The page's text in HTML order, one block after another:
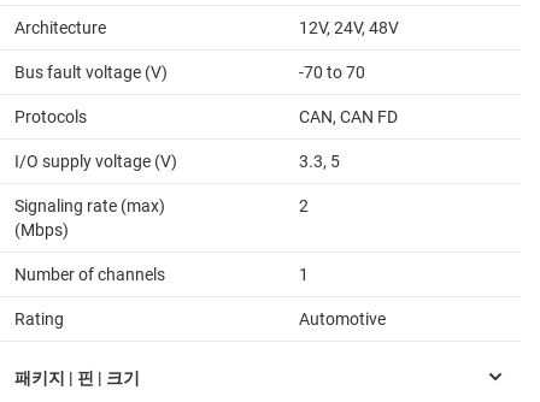
Architecture 12V, 24V, 48V
Bus fault voltage (V) -70 to 70
Protocols CAN, CAN FD
I/O supply voltage (V) 3.3, 5
Signaling rate (max)
(Mbps)
2
Number of channels 1
Rating Automotive